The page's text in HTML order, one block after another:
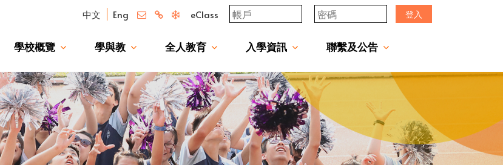
中文 Eng eClass 登入
學校概覽 學與教 全人教育 入學資訊 聯繫及公告